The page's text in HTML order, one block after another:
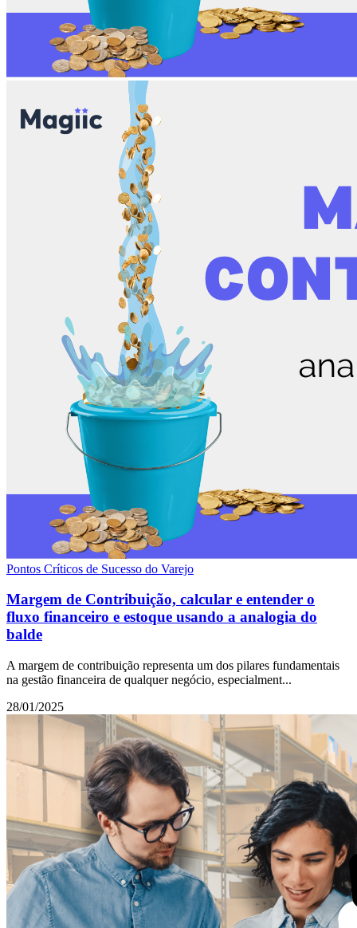
Pontos Críticos de Sucesso do Varejo
Margem de Contribuição, calcular e entender o
fluxo financeiro e estoque usando a analogia do
balde
A margem de contribuição representa um dos pilares fundamentais
na gestão financeira de qualquer negócio, especialment...
28/01/2025